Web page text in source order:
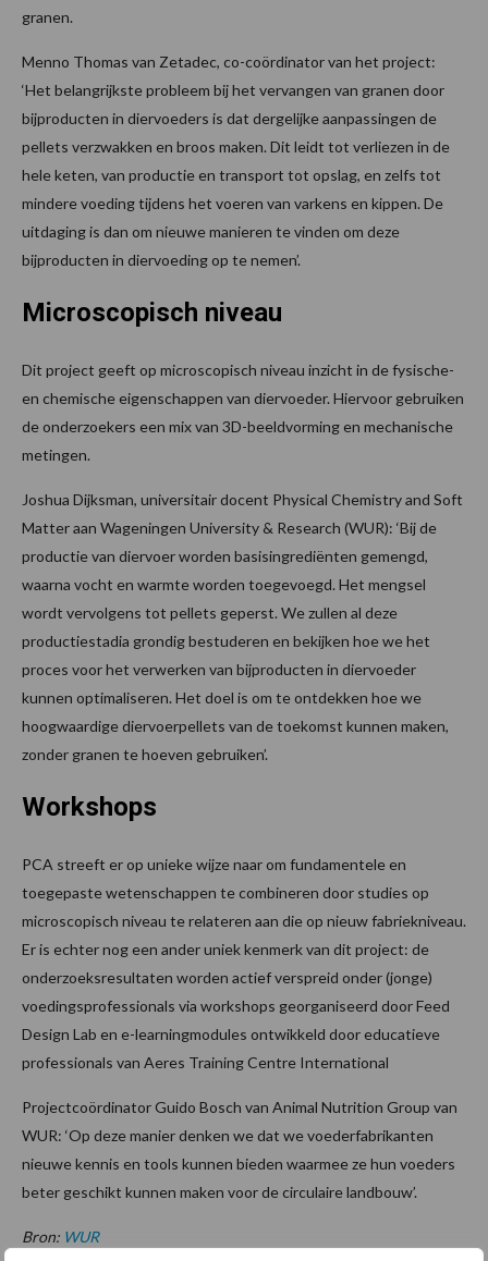
granen.
Menno Thomas van Zetadec, co-coördinator van het project:
‘Het belangrijkste probleem bij het vervangen van granen door
bijproducten in diervoeders is dat dergelijke aanpassingen de
pellets verzwakken en broos maken. Dit leidt tot verliezen in de
hele keten, van productie en transport tot opslag, en zelfs tot
mindere voeding tijdens het voeren van varkens en kippen. De
uitdaging is dan om nieuwe manieren te vinden om deze
bijproducten in diervoeding op te nemen’.
Microscopisch niveau
Dit project geeft op microscopisch niveau inzicht in de fysische-
en chemische eigenschappen van diervoeder. Hiervoor gebruiken
de onderzoekers een mix van 3D-beeldvorming en mechanische
metingen.
Joshua Dijksman, universitair docent Physical Chemistry and Soft
Matter aan Wageningen University & Research (WUR): ‘Bij de
productie van diervoer worden basisingrediënten gemengd,
waarna vocht en warmte worden toegevoegd. Het mengsel
wordt vervolgens tot pellets geperst. We zullen al deze
productiestadia grondig bestuderen en bekijken hoe we het
proces voor het verwerken van bijproducten in diervoeder
kunnen optimaliseren. Het doel is om te ontdekken hoe we
hoogwaardige diervoerpellets van de toekomst kunnen maken,
zonder granen te hoeven gebruiken’.
Workshops
PCA streeft er op unieke wijze naar om fundamentele en
toegepaste wetenschappen te combineren door studies op
microscopisch niveau te relateren aan die op nieuw fabriekniveau.
Er is echter nog een ander uniek kenmerk van dit project: de
onderzoeksresultaten worden actief verspreid onder (jonge)
voedingsprofessionals via workshops georganiseerd door Feed
Design Lab en e-learningmodules ontwikkeld door educatieve
professionals van Aeres Training Centre International
Projectcoördinator Guido Bosch van Animal Nutrition Group van
WUR: ‘Op deze manier denken we dat we voederfabrikanten
nieuwe kennis en tools kunnen bieden waarmee ze hun voeders
beter geschikt kunnen maken voor de circulaire landbouw’.
Bron: WUR